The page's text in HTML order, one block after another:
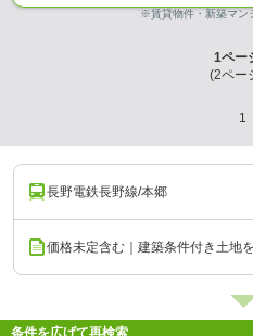
※賃貸物件・新築マン
1ペー
(2ペー
1
長野電鉄長野線/本郷
価格未定含む｜建築条件付き土地を
条件を広げて再検索